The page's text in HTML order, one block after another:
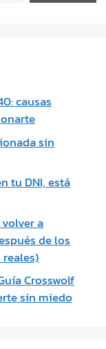
causas
sin
tu DNI, está
a
de los
Crosswolf
sin miedo